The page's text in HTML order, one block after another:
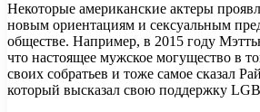
Некоторые американские актеры
новым ориентациям и сексуальным
обществе. Например, в 2015 году
что настоящее мужское могущество в
своих собратьев и тоже самое сказал
который высказал свою поддержку